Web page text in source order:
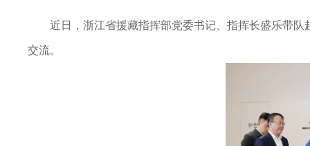
近日，浙江省援藏指挥部党委书记、指挥长盛乐带
交流。